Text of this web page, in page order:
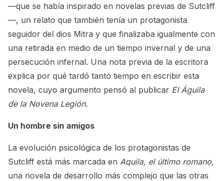
—que se había inspirado en novelas previas de Sutcliff
—, un relato que también tenía un protagonista
seguidor del dios Mitra y que finalizaba igualmente con
una retirada en medio de un tiempo invernal y de una
persecución infernal. Una nota previa de la escritora
explica por qué tardó tanto tiempo en escribir esta
novela, cuyo argumento pensó al publicar El Águila
de la Novena Legión.
Un hombre sin amigos
La evolución psicológica de los protagonistas de
Sutcliff está más marcada en Aquila, el último romano,
una novela de desarrollo más complejo que las otras